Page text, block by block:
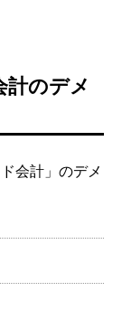
のデメ
会計」のデメ